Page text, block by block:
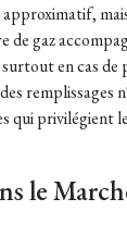
approximatif,
gaz
en cas de
remplissages
qui privilégient
le